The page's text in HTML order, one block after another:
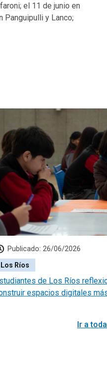
el 11 de junio en
Panguipulli y Lanco;
Publicado: 26/06/2026
Los Ríos
de Los Ríos
espacios digitales
Ir a